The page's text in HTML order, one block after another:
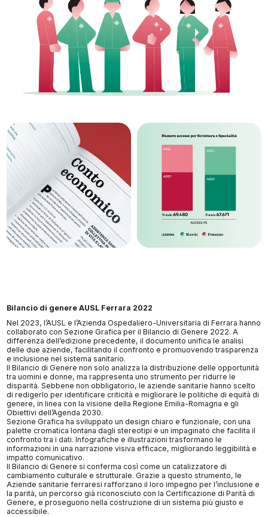
Bilancio di genere AUSL Ferrara 2022
Nel 2023, l’AUSL e l’Azienda Ospedaliero-Universitaria di Ferrara hanno
collaborato con Sezione Grafica per il Bilancio di Genere 2022. A
differenza dell’edizione precedente, il documento unifica le analisi
delle due aziende, facilitando il confronto e promuovendo trasparenza
e inclusione nel sistema sanitario.
Il Bilancio di Genere non solo analizza la distribuzione delle opportunità
tra uomini e donne, ma rappresenta uno strumento per ridurre le
disparità. Sebbene non obbligatorio, le aziende sanitarie hanno scelto
di redigerlo per identificare criticità e migliorare le politiche di equità di
genere, in linea con la visione della Regione Emilia-Romagna e gli
Obiettivi dell’Agenda 2030.
Sezione Grafica ha sviluppato un design chiaro e funzionale, con una
palette cromatica lontana dagli stereotipi e un impaginato che facilita il
confronto tra i dati. Infografiche e illustrazioni trasformano le
informazioni in una narrazione visiva efficace, migliorando leggibilità e
impatto comunicativo.
Il Bilancio di Genere si conferma così come un catalizzatore di
cambiamento culturale e strutturale. Grazie a questo strumento, le
Aziende sanitarie ferraresi rafforzano il loro impegno per l’inclusione e
la parità, un percorso già riconosciuto con la Certificazione di Parità di
Genere, e proseguono nella costruzione di un sistema più giusto e
accessibile.